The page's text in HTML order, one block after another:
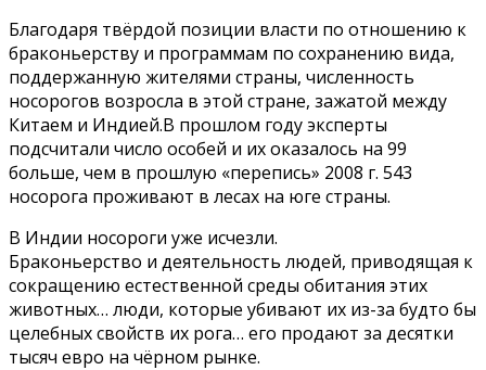
Благодаря твёрдой позиции власти по отношению к
браконьерству и программам по сохранению вида,
поддержанную жителями страны, численность
носорогов возросла в этой стране, зажатой между
Китаем и Индией.В прошлом году эксперты
подсчитали число особей и их оказалось на 99
больше, чем в прошлую «перепись» 2008 г. 543
носорога проживают в лесах на юге страны.
В Индии носороги уже исчезли.
Браконьерство и деятельность людей, приводящая к
сокращению естественной среды обитания этих
животных… люди, которые убивают их из-за будто бы
целебных свойств их рога… его продают за десятки
тысяч евро на чёрном рынке.